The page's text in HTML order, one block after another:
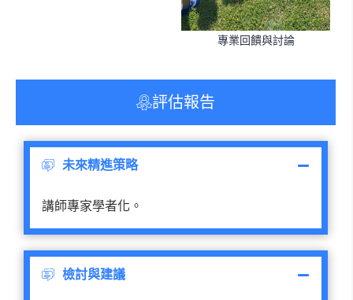
專業回饋與討論
評估報告
未來精進策略
講師專家學者化。
檢討與建議